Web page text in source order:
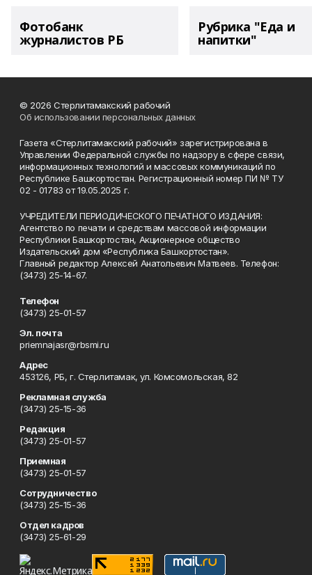
Фотобанк
журналистов РБ
Рубрика "Еда и
напитки"
© 2026 Стерлитамакский рабочий
Об использовании персональных данных
Газета «Стерлитамакский рабочий» зарегистрирована в
Управлении Федеральной службы по надзору в сфере связи,
информационных технологий и массовых коммуникаций по
Республике Башкортостан. Регистрационный номер ПИ № ТУ
02 - 01783 от 19.05.2025 г.
УЧРЕДИТЕЛИ ПЕРИОДИЧЕСКОГО ПЕЧАТНОГО ИЗДАНИЯ:
Агентство по печати и средствам массовой информации
Республики Башкортостан, Акционерное общество
Издательский дом «Республика Башкортостан».
Главный редактор Алексей Анатольевич Матвеев. Телефон:
(3473) 25-14-67.
Телефон
(3473) 25-01-57
Эл. почта
priemnajasr@rbsmi.ru
Адрес
453126, РБ, г. Стерлитамак, ул. Комсомольская, 82
Рекламная служба
(3473) 25-15-36
Редакция
(3473) 25-01-57
Приемная
(3473) 25-01-57
Сотрудничество
(3473) 25-15-36
Отдел кадров
(3473) 25-61-29